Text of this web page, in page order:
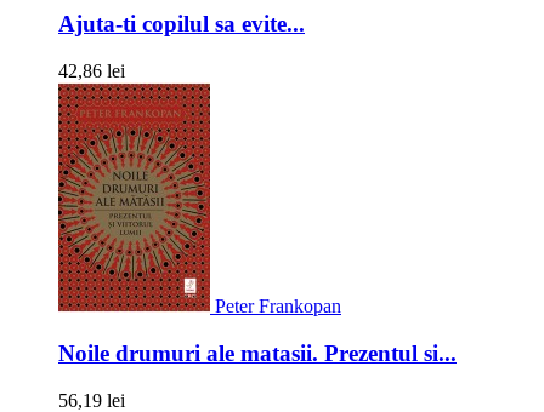
Ajuta-ti copilul sa evite...
42,86 lei
Peter Frankopan
Noile drumuri ale matasii. Prezentul si...
56,19 lei